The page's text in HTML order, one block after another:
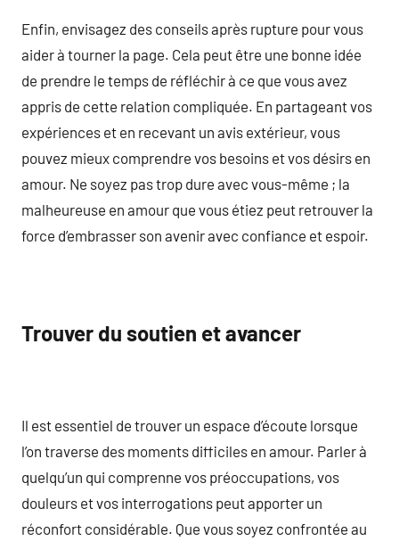
Enfin, envisagez des conseils après rupture pour vous
aider à tourner la page. Cela peut être une bonne idée
de prendre le temps de réfléchir à ce que vous avez
appris de cette relation compliquée. En partageant vos
expériences et en recevant un avis extérieur, vous
pouvez mieux comprendre vos besoins et vos désirs en
amour. Ne soyez pas trop dure avec vous-même ; la
malheureuse en amour que vous étiez peut retrouver la
force d’embrasser son avenir avec confiance et espoir.
Trouver du soutien et avancer
Il est essentiel de trouver un espace d’écoute lorsque
l’on traverse des moments difficiles en amour. Parler à
quelqu’un qui comprenne vos préoccupations, vos
douleurs et vos interrogations peut apporter un
réconfort considérable. Que vous soyez confrontée au